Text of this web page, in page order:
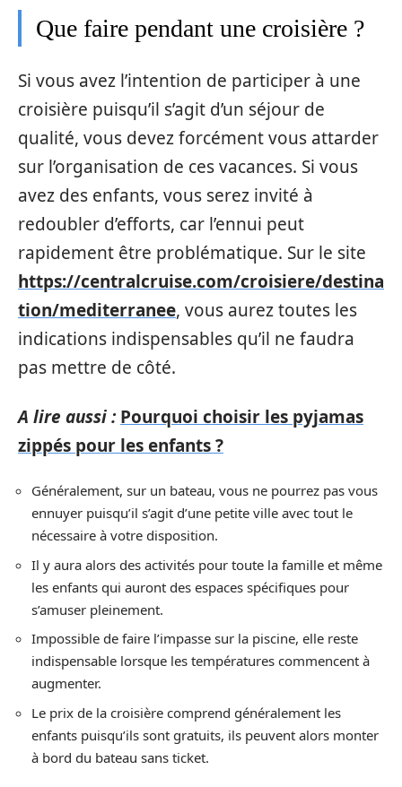
Que faire pendant une croisière ?
Si vous avez l’intention de participer à une
croisière puisqu’il s’agit d’un séjour de
qualité, vous devez forcément vous attarder
sur l’organisation de ces vacances. Si vous
avez des enfants, vous serez invité à
redoubler d’efforts, car l’ennui peut
rapidement être problématique. Sur le site
https://centralcruise.com/croisiere/destina
tion/mediterranee, vous aurez toutes les
indications indispensables qu’il ne faudra
pas mettre de côté.
A lire aussi : Pourquoi choisir les pyjamas
zippés pour les enfants ?
Généralement, sur un bateau, vous ne pourrez pas vous
ennuyer puisqu’il s’agit d’une petite ville avec tout le
nécessaire à votre disposition.
Il y aura alors des activités pour toute la famille et même
les enfants qui auront des espaces spécifiques pour
s’amuser pleinement.
Impossible de faire l’impasse sur la piscine, elle reste
indispensable lorsque les températures commencent à
augmenter.
Le prix de la croisière comprend généralement les
enfants puisqu’ils sont gratuits, ils peuvent alors monter
à bord du bateau sans ticket.